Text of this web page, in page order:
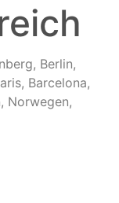
Berlin,
Barcelona,
Norwegen,